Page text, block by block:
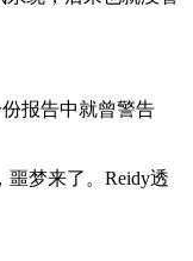
报告中就曾警告
噩梦来了。Reidy透